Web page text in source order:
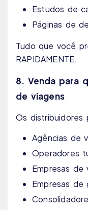
Estudos de
Páginas de
Tudo que você
RAPIDAMENTE.
8. Venda para
de viagens
Os distribuidores
Agências de
Operadores
Empresas de
Empresas